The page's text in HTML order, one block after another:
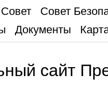
Совет
Документы
сайт